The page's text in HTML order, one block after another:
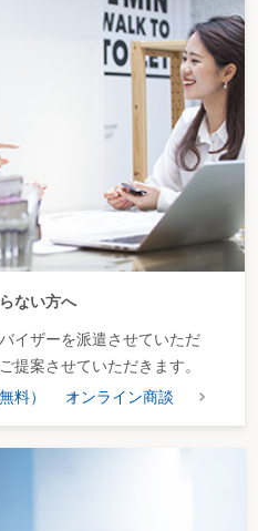
ない方へ
イザーを派遣させていただ
提案させていただきます。
料）
オンライン商談